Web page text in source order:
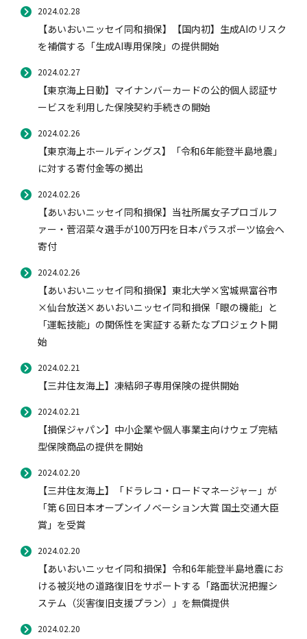
2024.02.28
【あいおいニッセイ同和損保】【国内初】生成AIのリスク
を補償する「生成AI専用保険」の提供開始
2024.02.27
【東京海上日動】マイナンバーカードの公的個人認証サ
ービスを利用した保険契約手続きの開始
2024.02.26
【東京海上ホールディングス】「令和6年能登半島地震」
に対する寄付金等の拠出
2024.02.26
【あいおいニッセイ同和損保】当社所属女子プロゴルフ
ァー・菅沼菜々選手が100万円を日本パラスポーツ協会へ
寄付
2024.02.26
【あいおいニッセイ同和損保】東北大学×宮城県富谷市
×仙台放送×あいおいニッセイ同和損保「眼の機能」と
「運転技能」の関係性を実証する新たなプロジェクト開
始
2024.02.21
【三井住友海上】凍結卵子専用保険の提供開始
2024.02.21
【損保ジャパン】中小企業や個人事業主向けウェブ完結
型保険商品の提供を開始
2024.02.20
【三井住友海上】「ドラレコ・ロードマネージャー」が
「第６回日本オープンイノベーション大賞 国土交通大臣
賞」を受賞
2024.02.20
【あいおいニッセイ同和損保】令和6年能登半島地震にお
ける被災地の道路復旧をサポートする「路面状況把握シ
ステム（災害復旧支援プラン）」を無償提供
2024.02.20